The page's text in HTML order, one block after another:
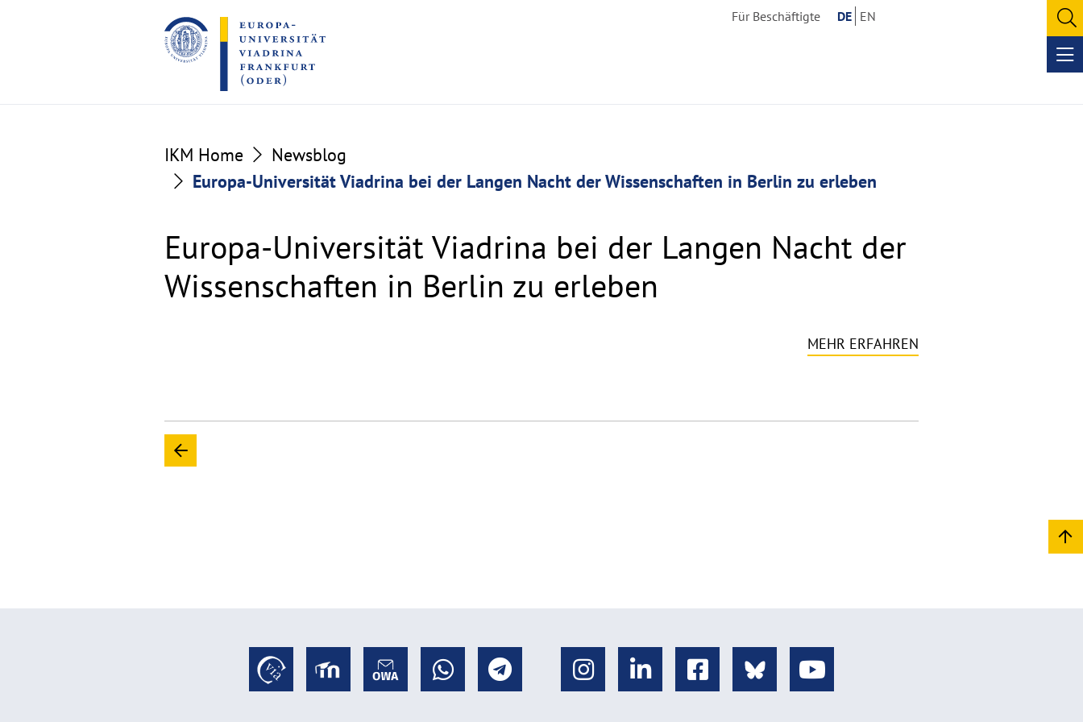
to
the
content
to
the
footer
Für Beschäftigte DE EN
IKM Home
Newsblog
Europa-Universität Viadrina bei der Langen Nacht der Wissenschaften in Berlin zu erleben
Europa-Universität Viadrina bei der Langen Nacht der
Wissenschaften in Berlin zu erleben
MEHR ERFAHREN